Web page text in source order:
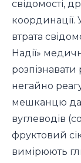
свідомості,
втрата
Надії»
розпізнавати
негайно
мешканцю
вуглеводів
фруктовий
вимірюють